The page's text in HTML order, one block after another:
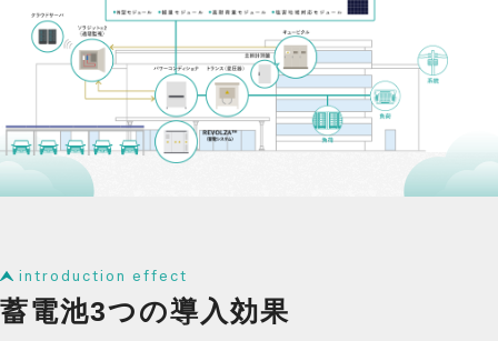
introduction effect
蓄電池3つの導入効果